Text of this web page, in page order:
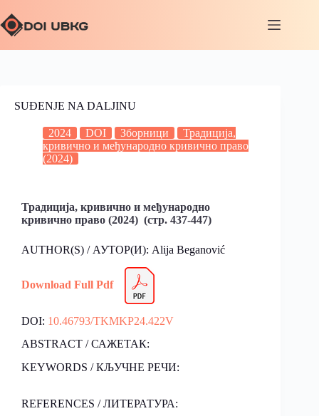
SUĐENJE NA DALJINU
2024 DOI Зборници
Традиција,
кривично и међународно кривично право
(2024)
Традиција, кривично и међународно
кривично право (2024) (стр. 437-447)
AUTHOR(S) / АУТОР(И): Alija Beganović
Download Full Pdf
DOI: 10.46793/TKMKP24.422V
ABSTRACT / САЖЕТАК:
KEYWORDS / КЉУЧНЕ РЕЧИ:
REFERENCES / ЛИТЕРАТУРА: